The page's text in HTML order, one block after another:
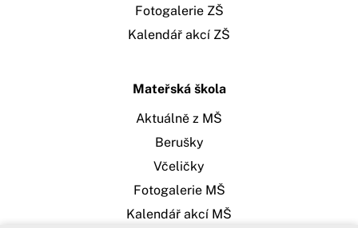
Fotogalerie ZŠ
Kalendář akcí ZŠ
Mateřská škola
Aktuálně z MŠ
Berušky
Včeličky
Fotogalerie MŠ
Kalendář akcí MŠ